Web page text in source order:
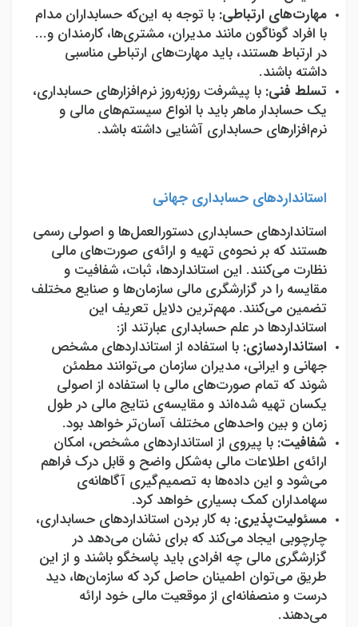
مهارتهای ارتباطی: با توجه به این‌که حسابداران مدام
با افراد گوناگون مانند مدیران، مشتری‌ها، کارمندان و...
در ارتباط هستند، باید مهارت‌های ارتباطی مناسبی
داشته باشند.
تسلط فنی: با پیشرفت روزبه‌روز نرم‌افزارهای حسابداری،
یک حسابدار ماهر باید با انواع سیستم‌های مالی و
نرم‌افزارهای حسابداری آشنایی داشته باشد.
استانداردهای حسابداری جهانی
استانداردهای حسابداری دستورالعمل‌ها و اصولی رسمی
هستند که بر نحوه‌ی تهیه و ارائه‌ی صورت‌های مالی
نظارت می‌کنند. این استانداردها، ثبات، شفافیت و
مقایسه را در گزارشگری مالی سازمان‌ها و صنایع مختلف
تضمین می‌کنند. مهم‌ترین دلایل تعریف این
استانداردها در علم حسابداری عبارتند از:
استانداردسازی: با استفاده از استانداردهای مشخص
جهانی و ایرانی، مدیران سازمان می‌توانند مطمئن
شوند که تمام صورت‌های مالی با استفاده از اصولی
یکسان تهیه شده‌اند و مقایسهی نتایج مالی در طول
زمان و بین واحدهای مختلف آسان‌تر خواهد بود.
شفافیت: با پیروی از استانداردهای مشخص، امکان
ارائه‌ی اطلاعات مالی به‌شکل واضح و قابل درک فراهم
می‌شود و این داده‌ها به تصمیم‌گیری آگاهانه‌ی
سهامداران کمک بسیاری خواهد کرد.
مسئولیت‌پذیری: به کار بردن استانداردهای حسابداری،
چارچوبی ایجاد می‌کند که برای نشان می‌دهد در
گزارشگری مالی چه افرادی باید پاسخگو باشند و از این
طریق می‌توان اطمینان حاصل کرد که سازمان‌ها، دید
درست و منصفانه‌ای از موقعیت مالی خود ارائه
می‌دهند.